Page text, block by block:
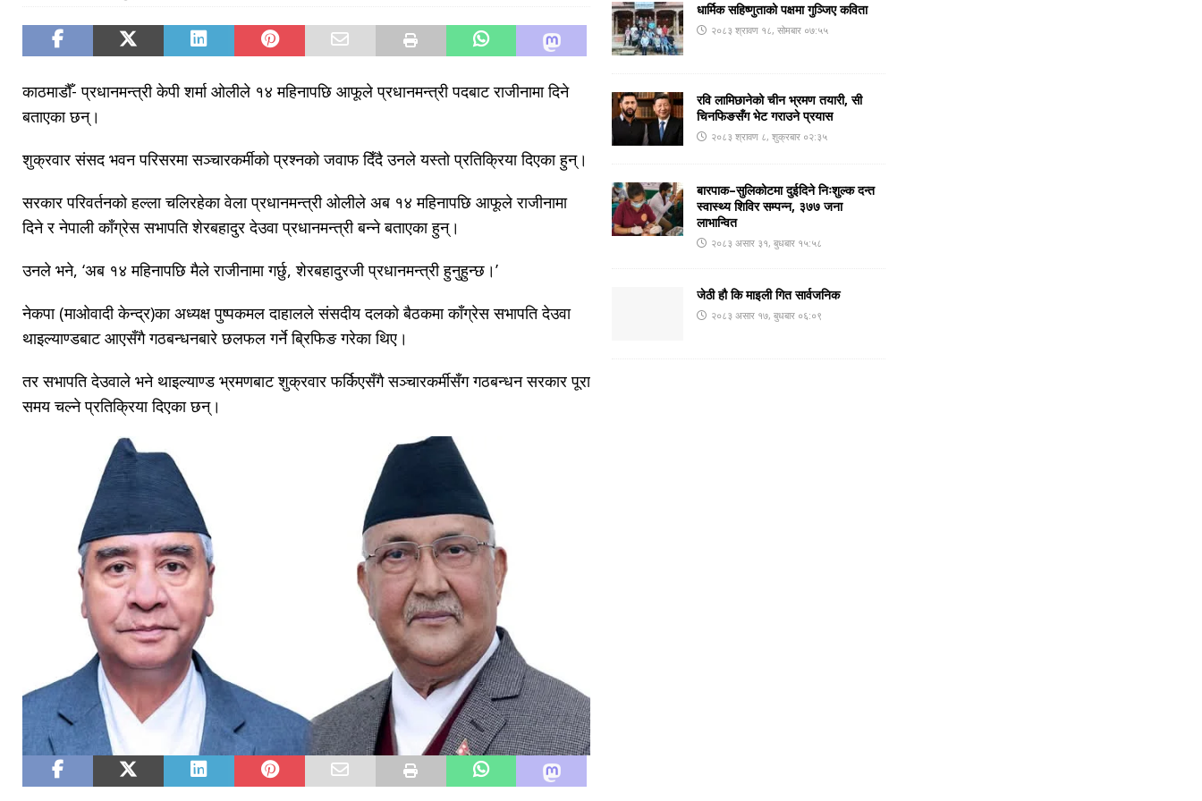
काठमाडौँ- प्रधानमन्त्री केपी शर्मा ओलीले १४ महिनापछि आफूले प्रधानमन्त्री पदबाट राजीनामा दिने
बताएका छन्।
शुक्रवार संसद भवन परिसरमा सञ्चारकर्मीको प्रश्नको जवाफ दिँदै उनले यस्तो प्रतिक्रिया दिएका हुन्।
सरकार परिवर्तनको हल्ला चलिरहेका वेला प्रधानमन्त्री ओलीले अब १४ महिनापछि आफूले राजीनामा
दिने र नेपाली काँग्रेस सभापति शेरबहादुर देउवा प्रधानमन्त्री बन्ने बताएका हुन्।
उनले भने, ‘अब १४ महिनापछि मैले राजीनामा गर्छु, शेरबहादुरजी प्रधानमन्त्री हुनुहुन्छ।’
नेकपा (माओवादी केन्द्र)का अध्यक्ष पुष्पकमल दाहालले संसदीय दलको बैठकमा काँग्रेस सभापति देउवा
थाइल्याण्डबाट आएसँगै गठबन्धनबारे छलफल गर्ने ब्रिफिङ गरेका थिए।
तर सभापति देउवाले भने थाइल्याण्ड भ्रमणबाट शुक्रवार फर्किएसँगै सञ्चारकर्मीसँग गठबन्धन सरकार पूरा
समय चल्ने प्रतिक्रिया दिएका छन्।
धार्मिक सहिष्णुताको पक्षमा गुञ्जिए कविता
२०८३ श्रावण १८, सोमबार ०७:५५
रवि लामिछानेको चीन भ्रमण तयारी, सी
चिनफिङसँग भेट गराउने प्रयास
२०८३ श्रावण ८, शुक्रबार ०२:३५
बारपाक–सुलिकोटमा दुईदिने निःशुल्क दन्त
स्वास्थ्य शिविर सम्पन्न, ३७७ जना
लाभान्वित
२०८३ असार ३१, बुधबार १५:५८
जेठी हौ कि माइली गित सार्वजनिक
२०८३ असार १७, बुधबार ०६:०९